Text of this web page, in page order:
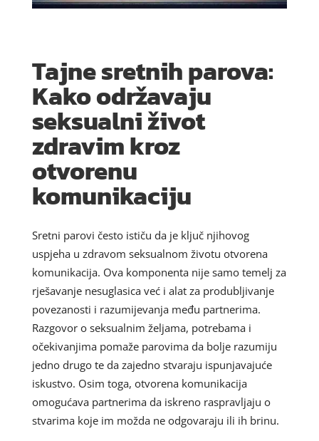
Tajne sretnih parova:
Kako održavaju
seksualni život
zdravim kroz
otvorenu
komunikaciju
Sretni parovi često ističu da je ključ njihovog
uspjeha u zdravom seksualnom životu otvorena
komunikacija. Ova komponenta nije samo temelj za
rješavanje nesuglasica već i alat za produbljivanje
povezanosti i razumijevanja među partnerima.
Razgovor o seksualnim željama, potrebama i
očekivanjima pomaže parovima da bolje razumiju
jedno drugo te da zajedno stvaraju ispunjavajuće
iskustvo. Osim toga, otvorena komunikacija
omogućava partnerima da iskreno raspravljaju o
stvarima koje im možda ne odgovaraju ili ih brinu.